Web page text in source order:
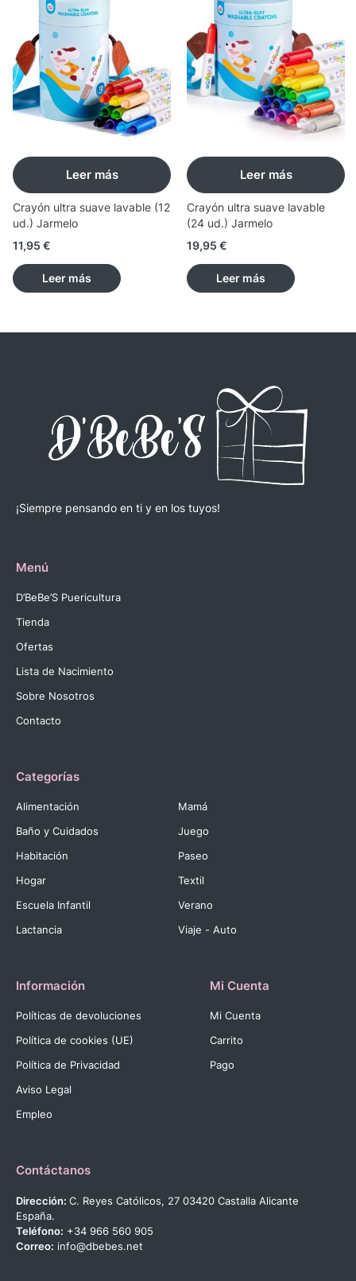
Leer más
Crayón ultra suave lavable (12
ud.) Jarmelo
11,95 €
Leer más
Leer más
Crayón ultra suave lavable
(24 ud.) Jarmelo
19,95 €
Leer más
¡Siempre pensando en ti y en los tuyos!
Menú
D’BeBe’S Puericultura
Tienda
Ofertas
Lista de Nacimiento
Sobre Nosotros
Contacto
Categorías
Alimentación
Baño y Cuidados
Habitación
Hogar
Escuela Infantil
Lactancia
Mamá
Juego
Paseo
Textil
Verano
Viaje - Auto
Información
Políticas de devoluciones
Política de cookies (UE)
Política de Privacidad
Aviso Legal
Empleo
Mi Cuenta
Mi Cuenta
Carrito
Pago
Contáctanos
Dirección: C. Reyes Católicos, 27 03420 Castalla Alicante
España.
Teléfono: +34 966 560 905
Correo: info@dbebes.net